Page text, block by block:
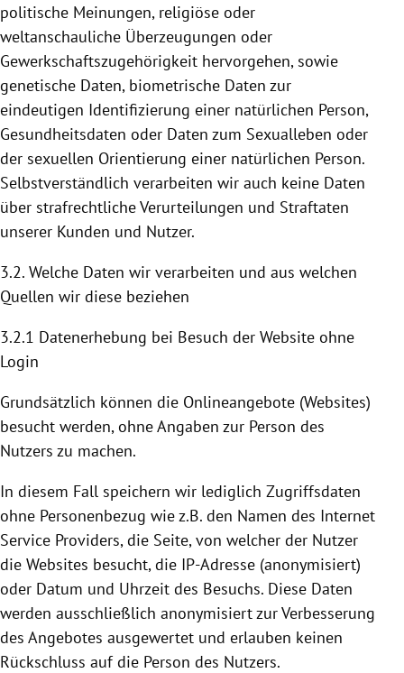
politische Meinungen, religiöse oder
weltanschauliche Überzeugungen oder
Gewerkschaftszugehörigkeit hervorgehen, sowie
genetische Daten, biometrische Daten zur
eindeutigen Identifizierung einer natürlichen Person,
Gesundheitsdaten oder Daten zum Sexualleben oder
der sexuellen Orientierung einer natürlichen Person.
Selbstverständlich verarbeiten wir auch keine Daten
über strafrechtliche Verurteilungen und Straftaten
unserer Kunden und Nutzer.
3.2. Welche Daten wir verarbeiten und aus welchen
Quellen wir diese beziehen
3.2.1 Datenerhebung bei Besuch der Website ohne
Login
Grundsätzlich können die Onlineangebote (Websites)
besucht werden, ohne Angaben zur Person des
Nutzers zu machen.
In diesem Fall speichern wir lediglich Zugriffsdaten
ohne Personenbezug wie z.B. den Namen des Internet
Service Providers, die Seite, von welcher der Nutzer
die Websites besucht, die IP-Adresse (anonymisiert)
oder Datum und Uhrzeit des Besuchs. Diese Daten
werden ausschließlich anonymisiert zur Verbesserung
des Angebotes ausgewertet und erlauben keinen
Rückschluss auf die Person des Nutzers.